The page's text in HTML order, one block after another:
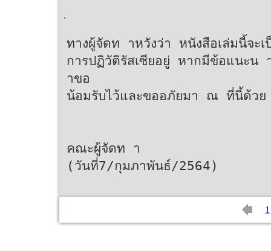
ทางผู้จัดท าหวังว่า หนังสือเล่มนี้จะ
การปฏิวัติรัสเซียอยู่ หากมีข้อแนะน
าขอ
น้อมรับไว้และขออภัยมา ณ ที่นี้ด้วย
คณะผู้จัดท า
(วันที่7/กุมภาพันธ์/2564)
1